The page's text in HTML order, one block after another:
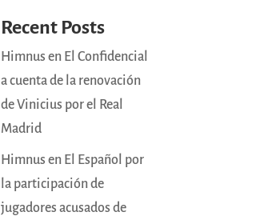
Recent Posts
Himnus en El Confidencial
a cuenta de la renovación
de Vinicius por el Real
Madrid
Himnus en El Español por
la participación de
jugadores acusados de